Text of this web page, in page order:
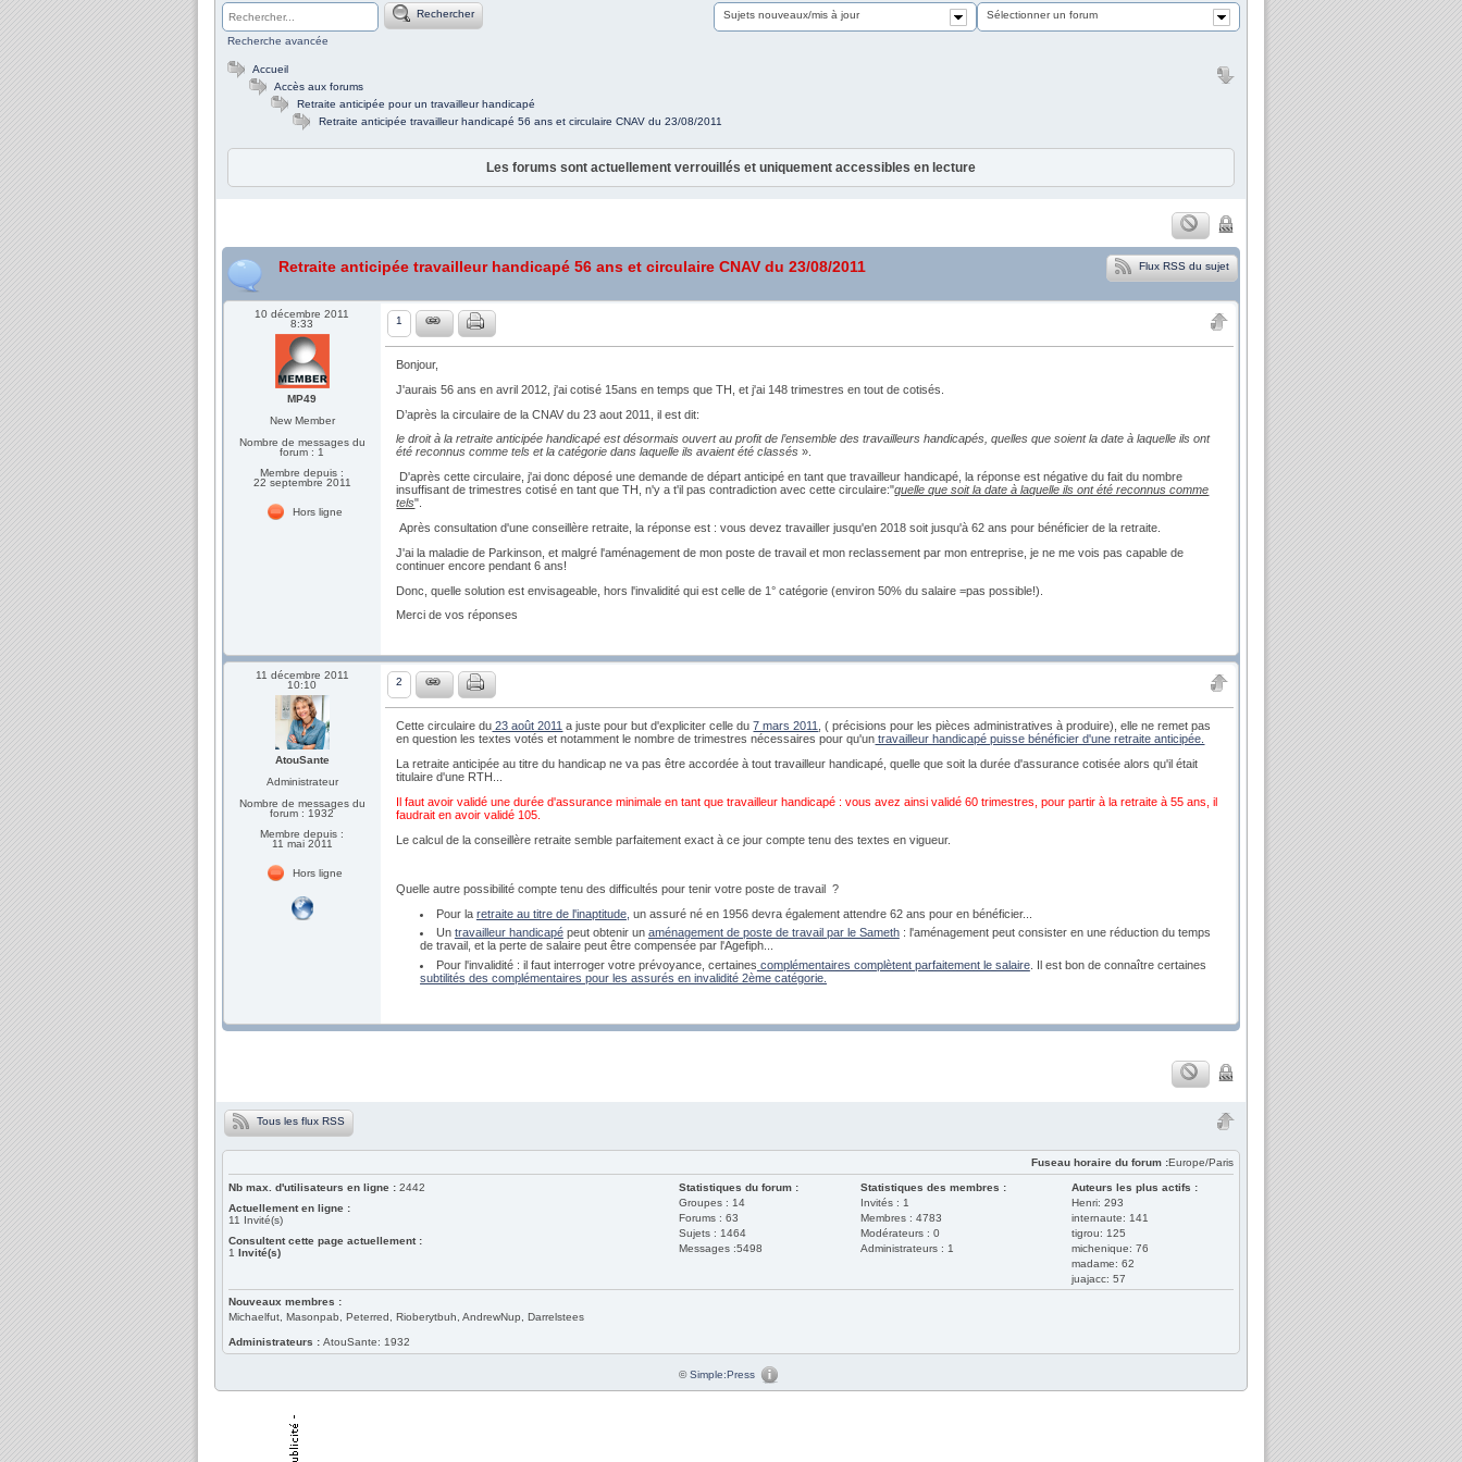
Sélectionner un forum
Sujets nouveaux/mis à jour
Rechercher
Recherche avancée
Accueil
Accès aux forums
Retraite anticipée pour un travailleur handicapé
Retraite anticipée travailleur handicapé 56 ans et circulaire CNAV du 23/08/2011
Les forums sont actuellement verrouillés et uniquement accessibles en lecture
Flux RSS du sujet
Retraite anticipée travailleur handicapé 56 ans et circulaire CNAV du 23/08/2011
10 décembre 2011
8:33
MP49
New Member
Nombre de messages du
forum : 1
Membre depuis :
22 septembre 2011
Hors ligne
1
Bonjour,
J'aurais 56 ans en avril 2012, j'ai cotisé 15ans en temps que TH, et j'ai 148 trimestres en tout de cotisés.
D’après la circulaire de la CNAV du 23 aout 2011, il est dit:
le droit à la retraite anticipée handicapé est désormais ouvert au profit de l’ensemble des travailleurs handicapés, quelles que soient la date à laquelle ils ont
été reconnus comme tels et la catégorie dans laquelle ils avaient été classés ».
D'après cette circulaire, j'ai donc déposé une demande de départ anticipé en tant que travailleur handicapé, la réponse est négative du fait du nombre
insuffisant de trimestres cotisé en tant que TH, n'y a t'il pas contradiction avec cette circulaire:"quelle que soit la date à laquelle ils ont été reconnus comme
tels".
Après consultation d'une conseillère retraite, la réponse est : vous devez travailler jusqu'en 2018 soit jusqu'à 62 ans pour bénéficier de la retraite.
J'ai la maladie de Parkinson, et malgré l'aménagement de mon poste de travail et mon reclassement par mon entreprise, je ne me vois pas capable de
continuer encore pendant 6 ans!
Donc, quelle solution est envisageable, hors l'invalidité qui est celle de 1° catégorie (environ 50% du salaire =pas possible!).
Merci de vos réponses
11 décembre 2011
10:10
AtouSante
Administrateur
Nombre de messages du
forum : 1932
Membre depuis :
11 mai 2011
Hors ligne
2
Cette circulaire du 23 août 2011 a juste pour but d'expliciter celle du7 mars 2011
, ( précisions pour les pièces administratives à produire), elle ne remet pas
en question les textes votés et notamment le nombre de trimestres nécessaires pour qu'un travailleur handicapé puisse bénéficier d'une retraite anticipée.
La retraite anticipée au titre du handicap ne va pas être accordée à tout travailleur handicapé, quelle que soit la durée d'assurance cotisée alors qu'il était
titulaire d'une RTH...
Il faut avoir validé une durée d'assurance minimale en tant que travailleur handicapé : vous avez ainsi validé 60 trimestres, pour partir à la retraite à 55 ans, il
faudrait en avoir validé 105.
Le calcul de la conseillère retraite semble parfaitement exact à ce jour compte tenu des textes en vigueur.
Quelle autre possibilité compte tenu des difficultés pour tenir votre poste de travail ?
Pour la retraite au titre de l'inaptitude, un assuré né en 1956 devra également attendre 62 ans pour en bénéficier...
Un travailleur handicapépeut obtenir un aménagement de poste de travail par le Sameth: l'aménagement peut consister en une réduction du temps
de travail, et la perte de salaire peut être compensée par l'Agefiph...
Pour l'invalidité : il faut interroger votre prévoyance, certaines complémentaires complètent parfaitement le salaire. Il est bon de connaître certaines
subtilités des complémentaires pour les assurés en invalidité 2ème catégorie.
Tous les flux RSS
Fuseau horaire du forum :Europe/Paris
Nb max. d'utilisateurs en ligne : 2442
Actuellement en ligne :
11 Invité(s)
Consultent cette page actuellement :
1 Invité(s)
Auteurs les plus actifs :
Henri: 293
internaute: 141
tigrou: 125
michenique: 76
madame: 62
juajacc: 57
Statistiques des membres :
Invités : 1
Membres : 4783
Modérateurs : 0
Administrateurs : 1
Statistiques du forum :
Groupes : 14
Forums : 63
Sujets : 1464
Messages :5498
Nouveaux membres :
Michaelfut, Masonpab, Peterred, Rioberytbuh, AndrewNup, Darrelstees
Administrateurs : AtouSante: 1932
©Simple:Press